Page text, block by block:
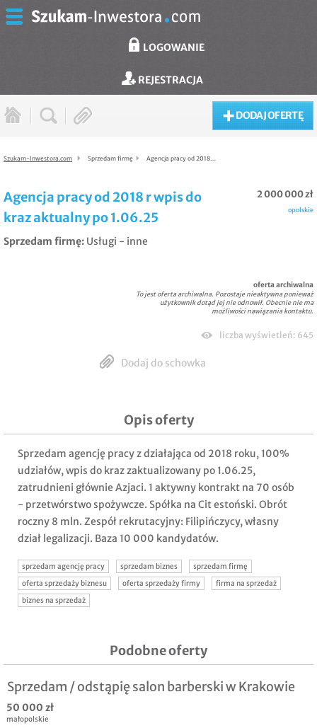
LOGOWANIE
REJESTRACJA
DODAJ OFERTĘ
Szukam-Inwestora.com Sprzedam firmę Agencja pracy od 2018…
Opis oferty
Sprzedam agencję pracy z działająca od 2018 roku, 100%
udziałów, wpis do kraz zaktualizowany po 1.06.25,
zatrudnieni głównie Azjaci. 1 aktywny kontrakt na 70 osób
- przetwórstwo spożywcze. Spółka na Cit estoński. Obrót
roczny 8 mln. Zespół rekrutacyjny: Filipińczycy, własny
dział legalizacji. Baza 10 000 kandydatów.
sprzedam agencję pracy sprzedam biznes
sprzedam firmę
oferta sprzedaży biznesu
oferta sprzedaży firmy
firma na sprzedaż
biznes na sprzedaż
Podobne oferty
Sprzedam / odstąpię salon barberski w Krakowie
50 000 zł
małopolskie
Agencja pracy od 2018 r wpis do
kraz aktualny po 1.06.25
Sprzedam firmę: Usługi - inne
2 000 000 zł
opolskie
oferta archiwalna
To jest oferta archiwalna. Pozostaje nieaktywna ponieważ
użytkownik dotąd jej nie odnowił. Obecnie nie ma
możliwości nawiązania kontaktu.
liczba wyświetleń: 645
Dodaj do schowka